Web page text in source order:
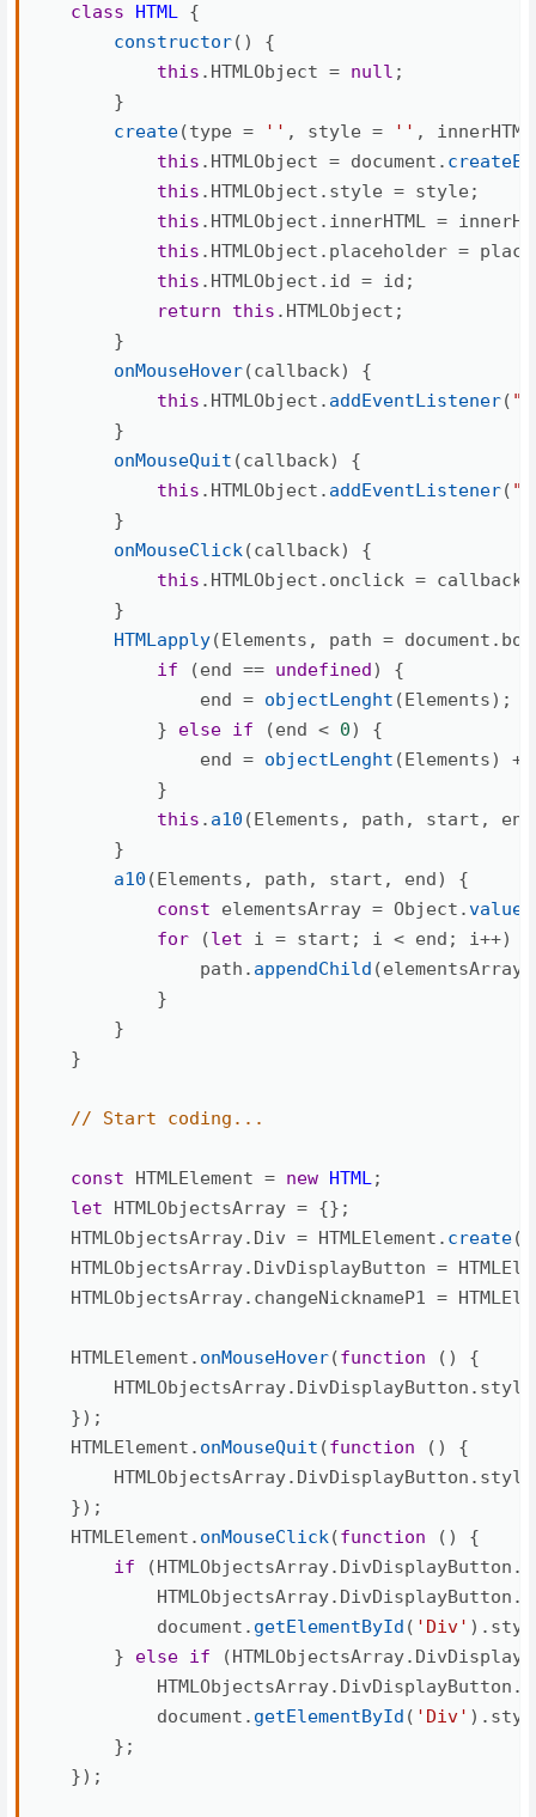
class HTML {
constructor( )
{
this . HTMLObject = null ;
}
create(type = '' , style = '' ,
this . HTMLObject = document .
this . HTMLObject . style = style;
this . HTMLObject . innerHTML =
this . HTMLObject . placeholder =
this . HTMLObject . id = id ;
return
this . HTMLObject ;
}
onMouseHover(callback)
{
this . HTMLObject . addEventListener(
}
onMouseQuit (callback)
{
this . HTMLObject . addEventListener(
}
onMouseClick(callback)
{
this . HTMLObject . onclick = callback
}
HTMLapply(Elements , path = document .
if
(end == undefined)
{
                end
= objectLenght (Elements) ;
}
else if (end < 0)
{
                end
= objectLenght (Elements) +
}
this . a10 (Elements , path , start , end
}
a10 (Elements , path , start , end)
{
const elementsArray = Object .values
for
(let i = start ; i < end ; i++)
                path
. appendChild (elementsArray
}
}
}
// Start coding...
const HTMLElement = new HTML;
let HTMLObjectsArray = {} ;
    HTMLObjectsArray
. Div = HTMLElement . create(
    HTMLObjectsArray
. DivDisplayButton =
    HTMLObjectsArray
. changeNicknameP1 =
    HTMLElement
. onMouseHover(function ( )
{
        HTMLObjectsArray
. DivDisplayButton . style
}) ;
    HTMLElement
. onMouseQuit (function ( )
{
        HTMLObjectsArray
. DivDisplayButton . style
}) ;
    HTMLElement
. onMouseClick(function ( )
{
if
(HTMLObjectsArray. DivDisplayButton .
            HTMLObjectsArray
. DivDisplayButton .
            document
. getElementById ( 'Div' ) .
}
else if (HTMLObjectsArray.
            HTMLObjectsArray
. DivDisplayButton .
            document
. getElementById ( 'Div' ) .
} ;
}) ;